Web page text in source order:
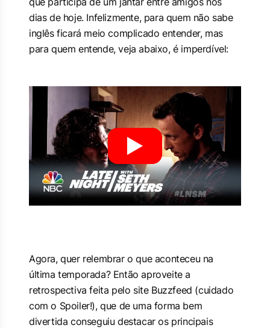
dias de hoje. Infelizmente, para quem não sabe
inglês ficará meio complicado entender, mas
para quem entende, veja abaixo, é imperdível:
Agora, quer relembrar o que aconteceu na
última temporada? Então aproveite a
retrospectiva feita pelo site Buzzfeed (cuidado
com o Spoiler!), que de uma forma bem
divertida conseguiu destacar os principais